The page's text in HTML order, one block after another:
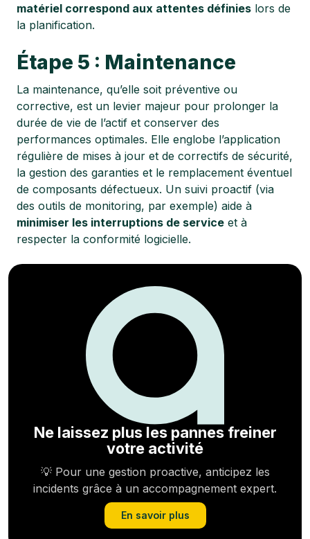
matériel correspond aux attentes définies lors de
la planification.
Étape 5 : Maintenance
La maintenance, qu’elle soit préventive ou
corrective, est un levier majeur pour prolonger la
durée de vie de l’actif et conserver des
performances optimales. Elle englobe l’application
régulière de mises à jour et de correctifs de sécurité,
la gestion des garanties et le remplacement éventuel
de composants défectueux. Un suivi proactif (via
des outils de monitoring, par exemple) aide à
minimiser les interruptions de service et à
respecter la conformité logicielle.
Ne laissez plus les pannes freiner
votre activité
💡 Pour une gestion proactive, anticipez les
incidents grâce à un accompagnement expert.
En savoir plus